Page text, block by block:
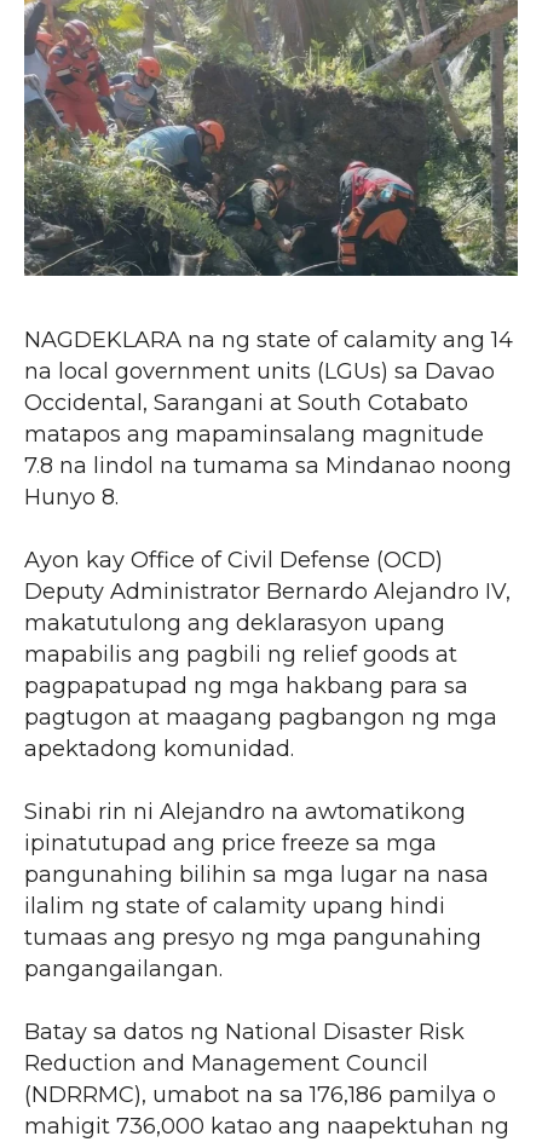
NAGDEKLARA na ng state of calamity ang 14
na local government units (LGUs) sa Davao
Occidental, Sarangani at South Cotabato
matapos ang mapaminsalang magnitude
7.8 na lindol na tumama sa Mindanao noong
Hunyo 8.
Ayon kay Office of Civil Defense (OCD)
Deputy Administrator Bernardo Alejandro IV,
makatutulong ang deklarasyon upang
mapabilis ang pagbili ng relief goods at
pagpapatupad ng mga hakbang para sa
pagtugon at maagang pagbangon ng mga
apektadong komunidad.
Sinabi rin ni Alejandro na awtomatikong
ipinatutupad ang price freeze sa mga
pangunahing bilihin sa mga lugar na nasa
ilalim ng state of calamity upang hindi
tumaas ang presyo ng mga pangunahing
pangangailangan.
Batay sa datos ng National Disaster Risk
Reduction and Management Council
(NDRRMC), umabot na sa 176,186 pamilya o
mahigit 736,000 katao ang naapektuhan ng